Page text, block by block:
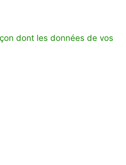
dont les données de vos